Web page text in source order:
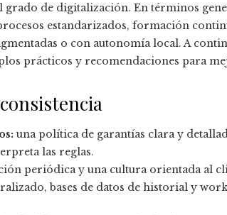
de digitalización. En términos
estandarizados, formación
o con autonomía local. A
prácticos y recomendaciones para
una política de garantías clara y
las reglas.
periódica y una cultura orientada al
bases de datos de historial y